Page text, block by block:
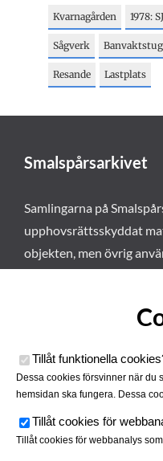
Kvarnagården 1978:
Sågverk
Resande Lastplats
Smalspårsarkivet
Samlingarna på
upphovsrättsskyddat
objekten, men övrig
Tillåt funktionella cookies
Dessa cookies försvinner när du
hemsidan ska fungera. Dessa
Tillåt cookies för
Tillåt cookies för webbanalys